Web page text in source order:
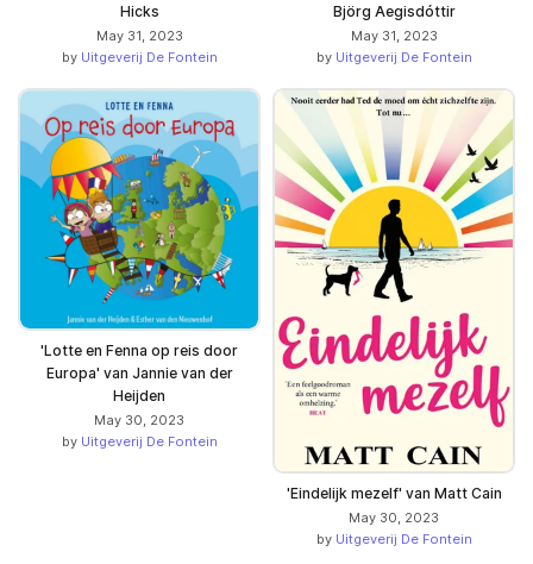
Hicks
May 31, 2023
by Uitgeverij De Fontein
Björg Aegisdóttir
May 31, 2023
by Uitgeverij De Fontein
'Lotte en Fenna op reis door
Europa' van Jannie van der
Heijden
May 30, 2023
by Uitgeverij De Fontein
'Eindelijk mezelf' van Matt Cain
May 30, 2023
by Uitgeverij De Fontein